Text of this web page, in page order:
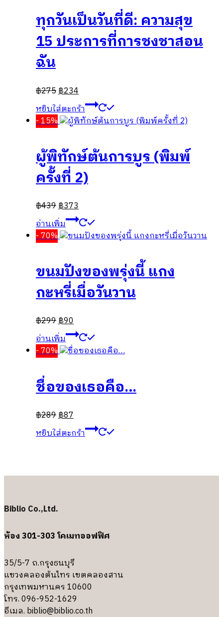
ทุกวันเป็นวันที่ดี: ความสุข
15 ประการที่การชงชาสอน
ฉัน
฿275฿234
หยิบใส่ตะกร้า
- 15%
ผู้พิทักษ์ต้นการบูร (พิมพ์
ครั้งที่ 2)
฿439฿373
อ่านเพิ่ม
- 70%
ขนมปังของพรุ่งนี้ แกง
กะหรี่เมื่อวันวาน
฿299฿90
อ่านเพิ่ม
- 70%
ชื่อของเธอคือ…
฿289฿87
หยิบใส่ตะกร้า
Biblio Co.,Ltd.
ห้อง 301-303 โคเมทออฟฟิศ
35/5-7 ถ.กรุงธนบุรี
แขวงคลองต้นไทร เขตคลองสาน
กรุงเทพมหานคร 10600
โทร. 096-952-1629
อีเมล. biblio@biblio.co.th